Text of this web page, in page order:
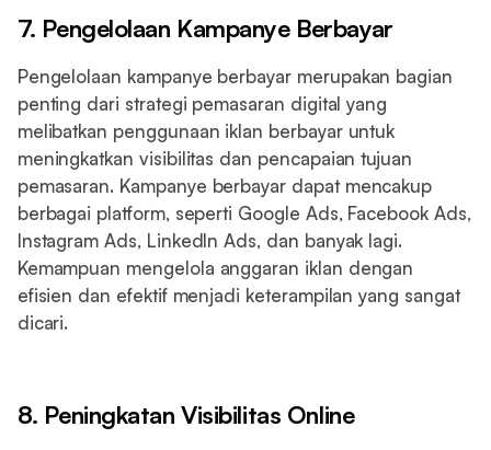
7. Pengelolaan Kampanye Berbayar
Pengelolaan kampanye berbayar merupakan bagian
penting dari strategi pemasaran digital yang
melibatkan penggunaan iklan berbayar untuk
meningkatkan visibilitas dan pencapaian tujuan
pemasaran. Kampanye berbayar dapat mencakup
berbagai platform, seperti Google Ads, Facebook Ads,
Instagram Ads, LinkedIn Ads, dan banyak lagi.
Kemampuan mengelola anggaran iklan dengan
efisien dan efektif menjadi keterampilan yang sangat
dicari.
8. Peningkatan Visibilitas Online